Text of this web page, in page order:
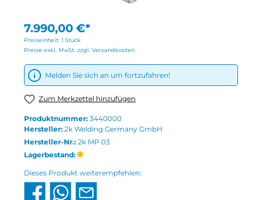
7.990,00 €*
Preiseinheit: 1 Stück
Preise exkl. MwSt. zzgl. Versandkosten
Melden Sie sich an um fortzufahren!
Zum Merkzettel hinzufügen
Produktnummer: 3440000
Hersteller: 2k Welding Germany GmbH
Hersteller-Nr.: 2k MP 03
Lagerbestand:
Dieses Produkt weiterempfehlen: